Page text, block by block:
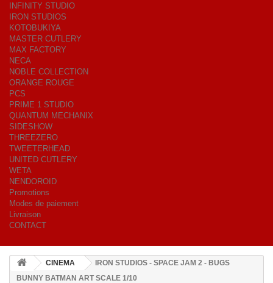
INFINITY STUDIO
IRON STUDIOS
KOTOBUKIYA
MASTER CUTLERY
MAX FACTORY
NECA
NOBLE COLLECTION
ORANGE ROUGE
PCS
PRIME 1 STUDIO
QUANTUM MECHANIX
SIDESHOW
THREEZERO
TWEETERHEAD
UNITED CUTLERY
WETA
NENDOROID
Promotions
Modes de paiement
Livraison
CONTACT
CINEMA
IRON STUDIOS - SPACE JAM 2 - BUGS
BUNNY BATMAN ART SCALE 1/10